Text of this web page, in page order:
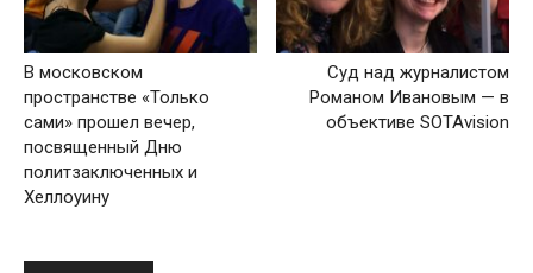
В московском
пространстве «Только
сами» прошел вечер,
посвященный Дню
политзаключенных и
Хеллоуину
Суд над журналистом
Романом Ивановым — в
объективе SOTAvision